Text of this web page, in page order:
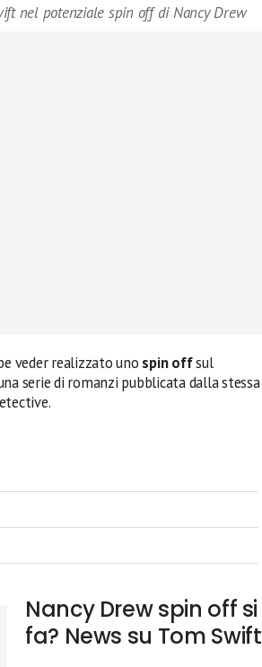
nel potenziale spin off di Nancy Drew
veder realizzato uno spin offsul
serie di romanzi pubblicata dalla stessa
Nancy Drew spin off si
fa? News su Tom Swift